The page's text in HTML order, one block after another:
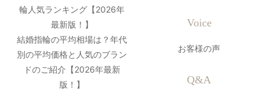
輪人気ランキング【2026年
最新版！】
結婚指輪の平均相場は？年代
別の平均価格と人気のブラン
ドのご紹介【2026年最新
版！】
Voice
お客様の声
Q&A